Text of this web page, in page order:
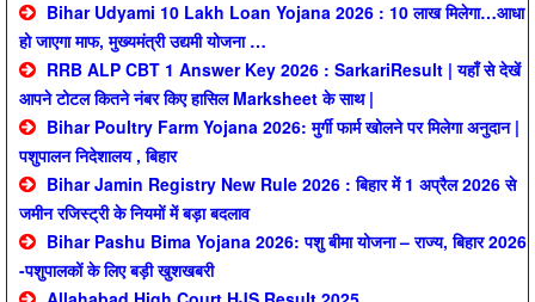
Bihar Udyami 10 Lakh Loan Yojana 2026 : 10 लाख मिलेगा…आधा
हो जाएगा माफ, मुख्यमंत्री उद्यमी योजना …
RRB ALP CBT 1 Answer Key 2026 : SarkariResult | यहाँ से देखें
आपने टोटल कितने नंबर किए हासिल Marksheet के साथ |
Bihar Poultry Farm Yojana 2026: मुर्गी फार्म खोलने पर मिलेगा अनुदान |
पशुपालन निदेशालय , बिहार
Bihar Jamin Registry New Rule 2026 : बिहार में 1 अप्रैल 2026 से
जमीन रजिस्ट्री के नियमों में बड़ा बदलाव
Bihar Pashu Bima Yojana 2026: पशु बीमा योजना – राज्य, बिहार 2026
-पशुपालकों के लिए बड़ी खुशखबरी